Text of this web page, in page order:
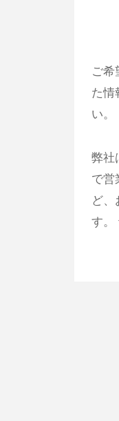
ご希
た情
い。
弊社
で営
ど、
す。